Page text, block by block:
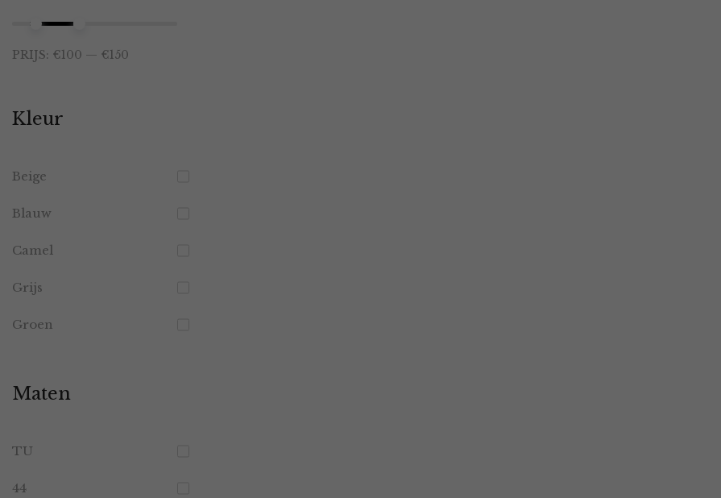
PRIJS: €100 — €150
Kleur
Beige
Blauw
Camel
Grijs
Groen
Maten
TU
44